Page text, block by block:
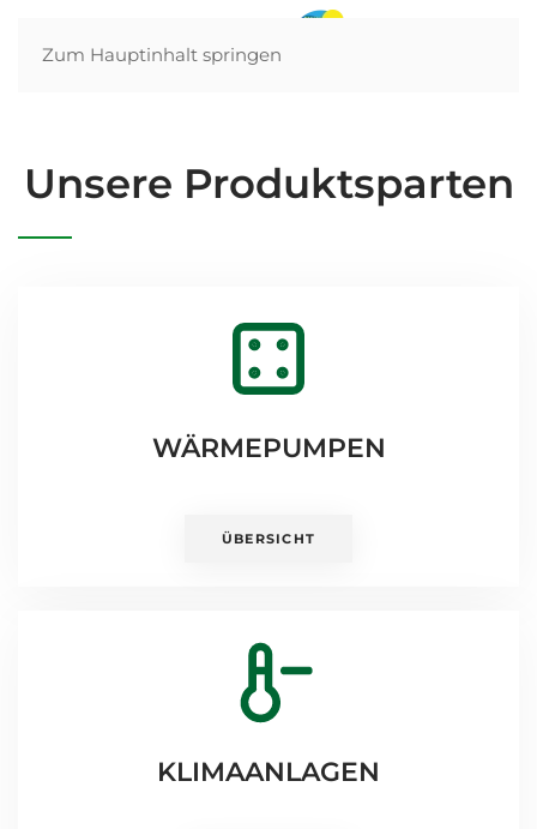
Zum Hauptinhalt springen
Unsere Produktsparten
WÄRMEPUMPEN
ÜBERSICHT
KLIMAANLAGEN